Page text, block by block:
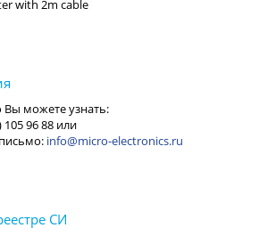
info@micro-electronics.ru